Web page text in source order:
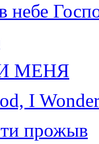
небе
МЕНЯ
I
прожыв